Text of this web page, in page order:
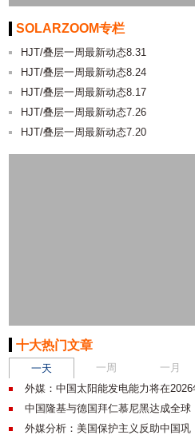
SOLARZOOM专栏
HJT/叠层一周最新动态8.31
HJT/叠层一周最新动态8.24
HJT/叠层一周最新动态8.17
HJT/叠层一周最新动态7.26
HJT/叠层一周最新动态7.20
十大热门文章
一天 一周
一月
外媒：中国太阳能发电能力将在2026
中国隆基与德国拜仁慕尼黑达成全球
外媒分析：美国保护主义反助中国巩